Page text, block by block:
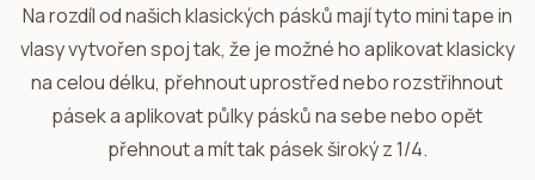
Na rozdíl od našich klasických pásků mají tyto mini tape in
vlasy vytvořen spoj tak, že je možné ho aplikovat klasicky
na celou délku, přehnout uprostřed nebo rozstřihnout
pásek a aplikovat půlky pásků na sebe nebo opět
přehnout a mít tak pásek široký z 1/4.